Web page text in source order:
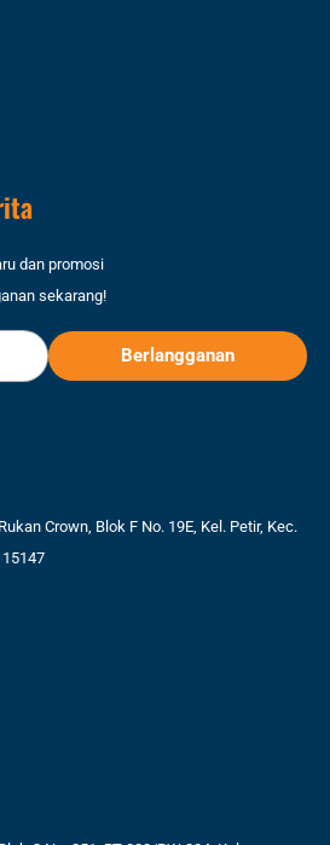
dan promosi
sekarang!
Crown, Blok F No. 19E, Kel. Petir, Kec.